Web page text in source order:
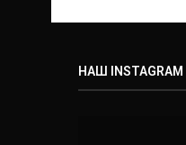
НАШ INSTAGRAM